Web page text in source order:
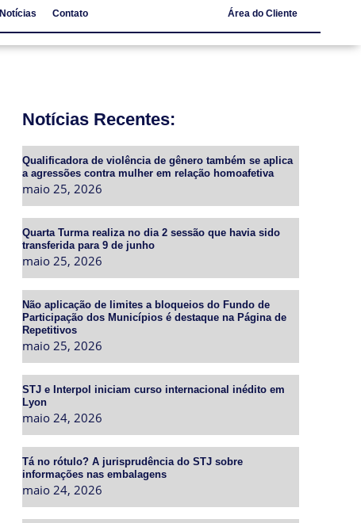
Notícias Contato Área do Cliente
Notícias Recentes:
Qualificadora de violência de gênero também se aplica
a agressões contra mulher em relação homoafetiva
maio 25, 2026
Quarta Turma realiza no dia 2 sessão que havia sido
transferida para 9 de junho
maio 25, 2026
Não aplicação de limites a bloqueios do Fundo de
Participação dos Municípios é destaque na Página de
Repetitivos
maio 25, 2026
STJ e Interpol iniciam curso internacional inédito em
Lyon
maio 24, 2026
Tá no rótulo? A jurisprudência do STJ sobre
informações nas embalagens
maio 24, 2026